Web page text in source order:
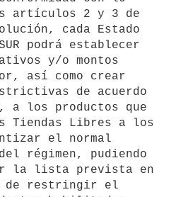
artículos 2 y 3 de
cada Estado
podrá establecer
y/o montos
así como crear
de acuerdo
a los productos que
Tiendas Libres a los
el normal
régimen, pudiendo
la lista prevista en
de restringir el